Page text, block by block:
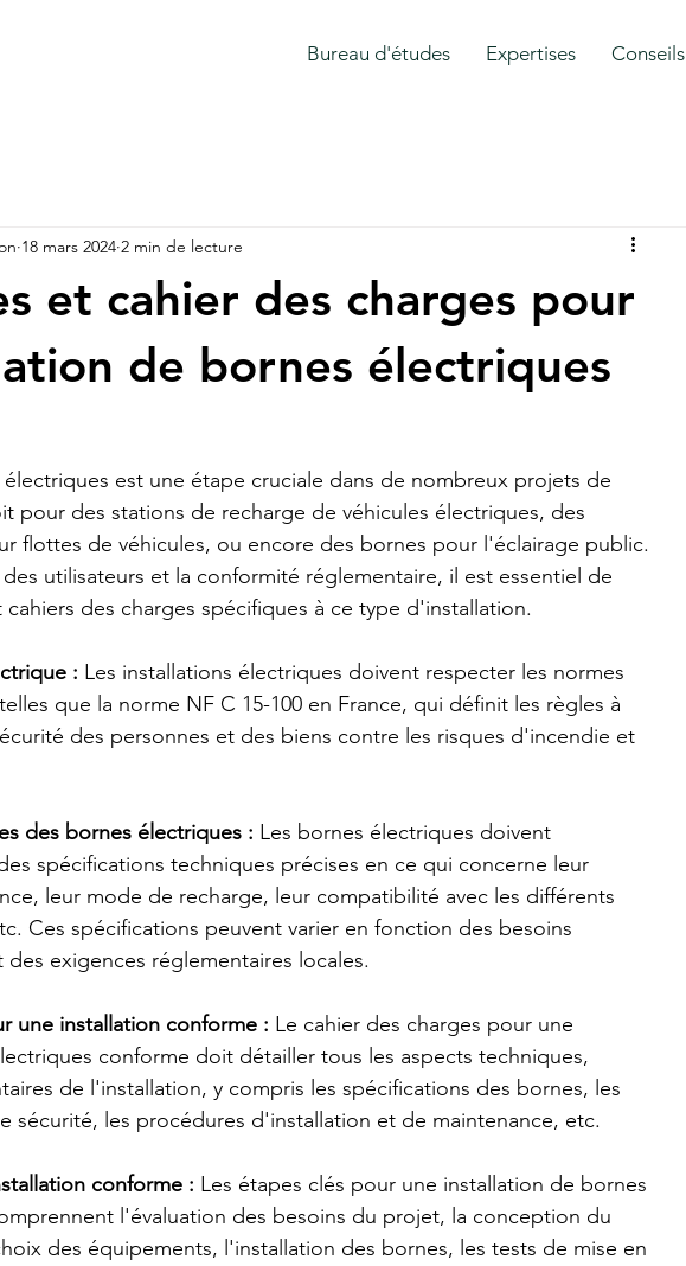
Bureau d'études Expertises Conseils
et cahier des charges pour
de bornes électriques
18 mars 2024 2 min de lecture
est une étape cruciale dans de nombreux projets de
pour des stations de recharge de véhicules électriques, des
flottes de véhicules, ou encore des bornes pour l'éclairage public.
utilisateurs et la conformité réglementaire, il est essentiel de
des charges spécifiques à ce type d'installation.
: Les installations électriques doivent respecter les normes
que la norme NF C 15-100 en France, qui définit les règles à
des personnes et des biens contre les risques d'incendie et
des bornes électriques : Les bornes électriques doivent
spécifications techniques précises en ce qui concerne leur
leur mode de recharge, leur compatibilité avec les différents
Ces spécifications peuvent varier en fonction des besoins
exigences réglementaires locales.
une installation conforme : Le cahier des charges pour une
conforme doit détailler tous les aspects techniques,
de l'installation, y compris les spécifications des bornes, les
sécurité, les procédures d'installation et de maintenance, etc.
conforme : Les étapes clés pour une installation de bornes
l'évaluation des besoins du projet, la conception du
des équipements, l'installation des bornes, les tests de mise en